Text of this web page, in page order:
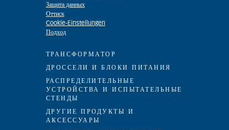
Защита данных
Оттиск
Cookie-Einstellungen
Подход
ТРАНСФОРМАТОР
ДРОССЕЛИ И БЛОКИ ПИТАНИЯ
РАСПРЕДЕЛИТЕЛЬНЫЕ
УСТРОЙСТВА И ИСПЫТАТЕЛЬНЫЕ
СТЕНДЫ
ДРУГИЕ ПРОДУКТЫ И
АКСЕССУАРЫ